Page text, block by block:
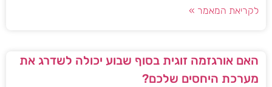
לקריאת המאמר »
האם אורגזמה זוגית בסוף שבוע יכולה לשדרג את
מערכת היחסים שלכם?